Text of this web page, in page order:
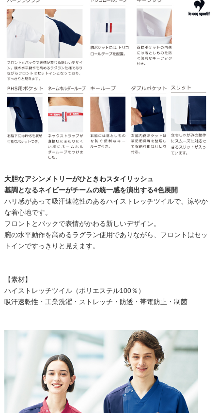
大胆なアシンメトリーがひときわスタイリッシュ
基調となるネイビーがチームの統一感を演出する4色展開
ハリ感があって吸汗速乾性のあるハイストレッチツイルで、涼やか
な着心地です。
フロントとバックで表情がかわる新しいデザイン。
腕の水平動作を高めるラグラン使用でありながら、フロントはセッ
トインですっきりと見えます。
【素材】
ハイストレッチツイル（ポリエステル100％）
吸汗速乾性・工業洗濯・ストレッチ・防透・帯電防止・制菌